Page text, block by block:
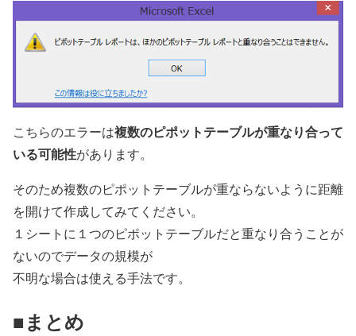
こちらのエラーは複数のピポットテーブルが重なり合って
いる可能性があります。
そのため複数のピポットテーブルが重ならないように距離
を開けて作成してみてください。
１シートに１つのピポットテーブルだと重なり合うことが
ないのでデータの規模が
不明な場合は使える手法です。
■まとめ